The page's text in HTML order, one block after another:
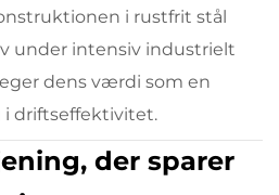
i rustfrit stål
under intensiv industrielt
dens værdi som en
driftseffektivitet.
der sparer